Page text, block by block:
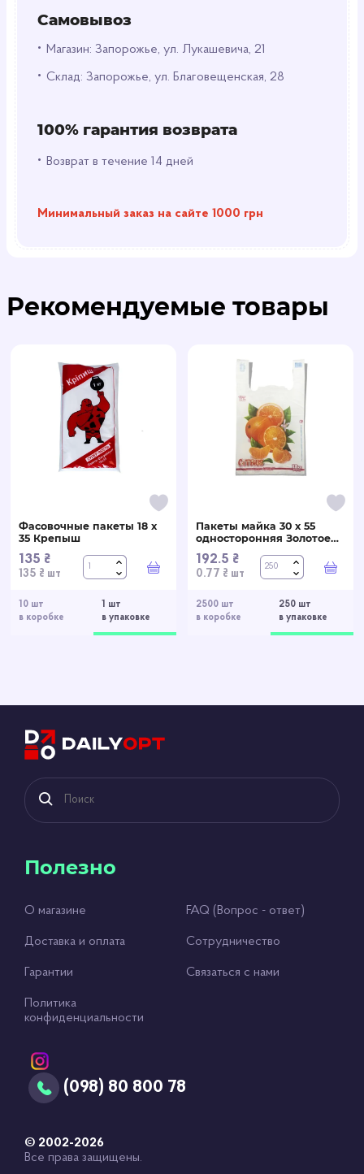
Самовывоз
• Магазин: Запорожье, ул. Лукашевича, 21
• Склад: Запорожье, ул. Благовещенская, 28
100% гарантия возврата
• Возврат в течение 14 дней
Минимальный заказ на сайте 1000 грн
на большие объемы.
Рекомендуемые товары
10 шт
в коробке
1 шт
в упаковке
Фасовочные пакеты 18 х
35 Крепыш
135 ₴
135 ₴ шт В корзину
2500 шт
в коробке
250 шт
в упаковке
Пакеты майка 30 х 55
односторонняя Золотое
Сечение
192.5 ₴
0.77 ₴ шт В
Полезно
О магазине FAQ (Вопрос - ответ)
Доставка и оплата Сотрудничество
Гарантии Связаться с нами
Политика
конфиденциальности
(098) 80 800 78
© 2002-2026
Все права защищены.